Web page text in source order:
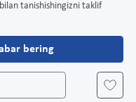
bilan tanishishingizni taklif
bering